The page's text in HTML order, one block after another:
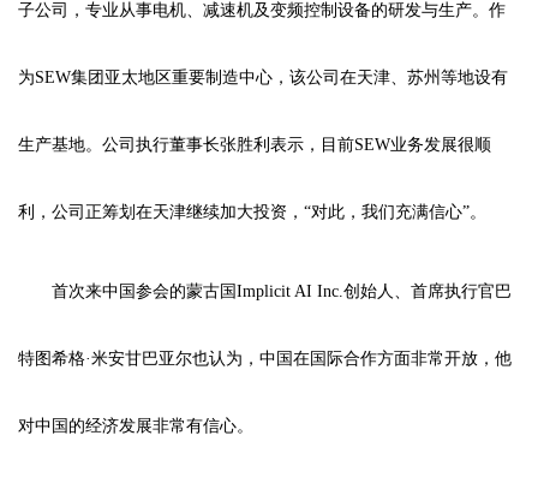
子公司，专业从事电机、减速机及变频控制设备的研发与生产。作
为SEW集团亚太地区重要制造中心，该公司在天津、苏州等地设有
生产基地。公司执行董事长张胜利表示，目前SEW业务发展很顺
利，公司正筹划在天津继续加大投资，“对此，我们充满信心”。
首次来中国参会的蒙古国Implicit AI Inc.创始人、首席执行官巴
特图希格·米安甘巴亚尔也认为，中国在国际合作方面非常开放，他
对中国的经济发展非常有信心。